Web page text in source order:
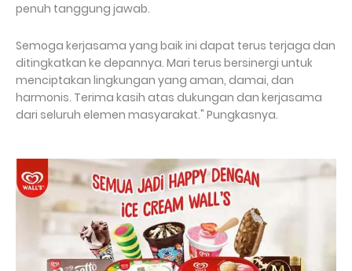
penuh tanggung jawab.
Semoga kerjasama yang baik ini dapat terus terjaga dan
ditingkatkan ke depannya. Mari terus bersinergi untuk
menciptakan lingkungan yang aman, damai, dan
harmonis. Terima kasih atas dukungan dan kerjasama
dari seluruh elemen masyarakat." Pungkasnya.